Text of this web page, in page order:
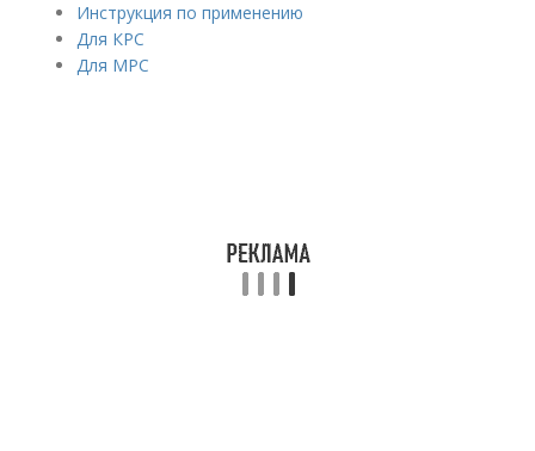
Инструкция по применению
Для КРС
Для МРС